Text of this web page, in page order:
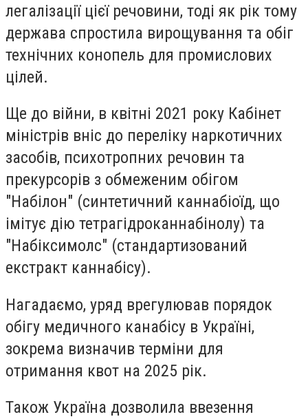
легалізації цієї речовини, тоді як рік тому
держава спростила вирощування та обіг
технічних конопель для промислових
цілей.
Ще до війни, в квітні 2021 року Кабінет
міністрів вніс до переліку наркотичних
засобів, психотропних речовин та
прекурсорів з обмеженим обігом
"Набілон" (синтетичний каннабіоїд, що
імітує дію тетрагідроканнабінолу) та
"Набіксимолс" (стандартизований
екстракт каннабісу).
Нагадаємо, уряд врегулював порядок
обігу медичного канабісу в Україні,
зокрема визначив терміни для
отримання квот на 2025 рік.
Також Україна дозволила ввезення